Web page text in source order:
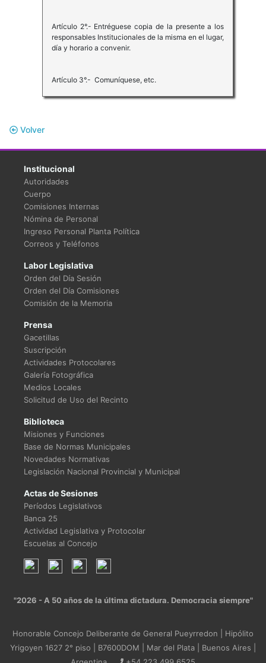
Artículo 2°.- Entréguese copia de la presente a los
responsables Institucionales de la misma en el lugar,
día y horario a convenir.
Artículo 3°.- Comuníquese, etc.
Volver
Institucional
Autoridades
Cuerpo
Comisiones Internas
Nómina de Personal
Ingreso Personal Planta Política
Correos y Teléfonos
Labor Legislativa
Orden del Día Sesión
Orden del Día Comisiones
Comisión de la Memoria
Prensa
Gacetillas
Suscripción
Actividades Protocolares
Galería Fotográfica
Medios Locales
Solicitud de Uso del Recinto
Biblioteca
Misiones y Funciones
Base de Normas Municipales
Novedades Normativas
Legislación Nacional Provincial y Municipal
Actas de Sesiones
Períodos Legislativos
Banca 25
Actividad Legislativa y Protocolar
Escuelas al Concejo
"2026 - A 50 años de la última dictadura. Democracia siempre"
Honorable Concejo Deliberante de General Pueyrredon | Hipólito
Yrigoyen 1627 2° piso | B7600DOM | Mar del Plata | Buenos Aires |